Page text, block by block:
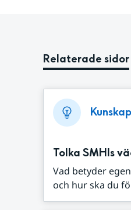
Relaterade sidor
Tolka SMHIs
Vad betyder
och hur ska du